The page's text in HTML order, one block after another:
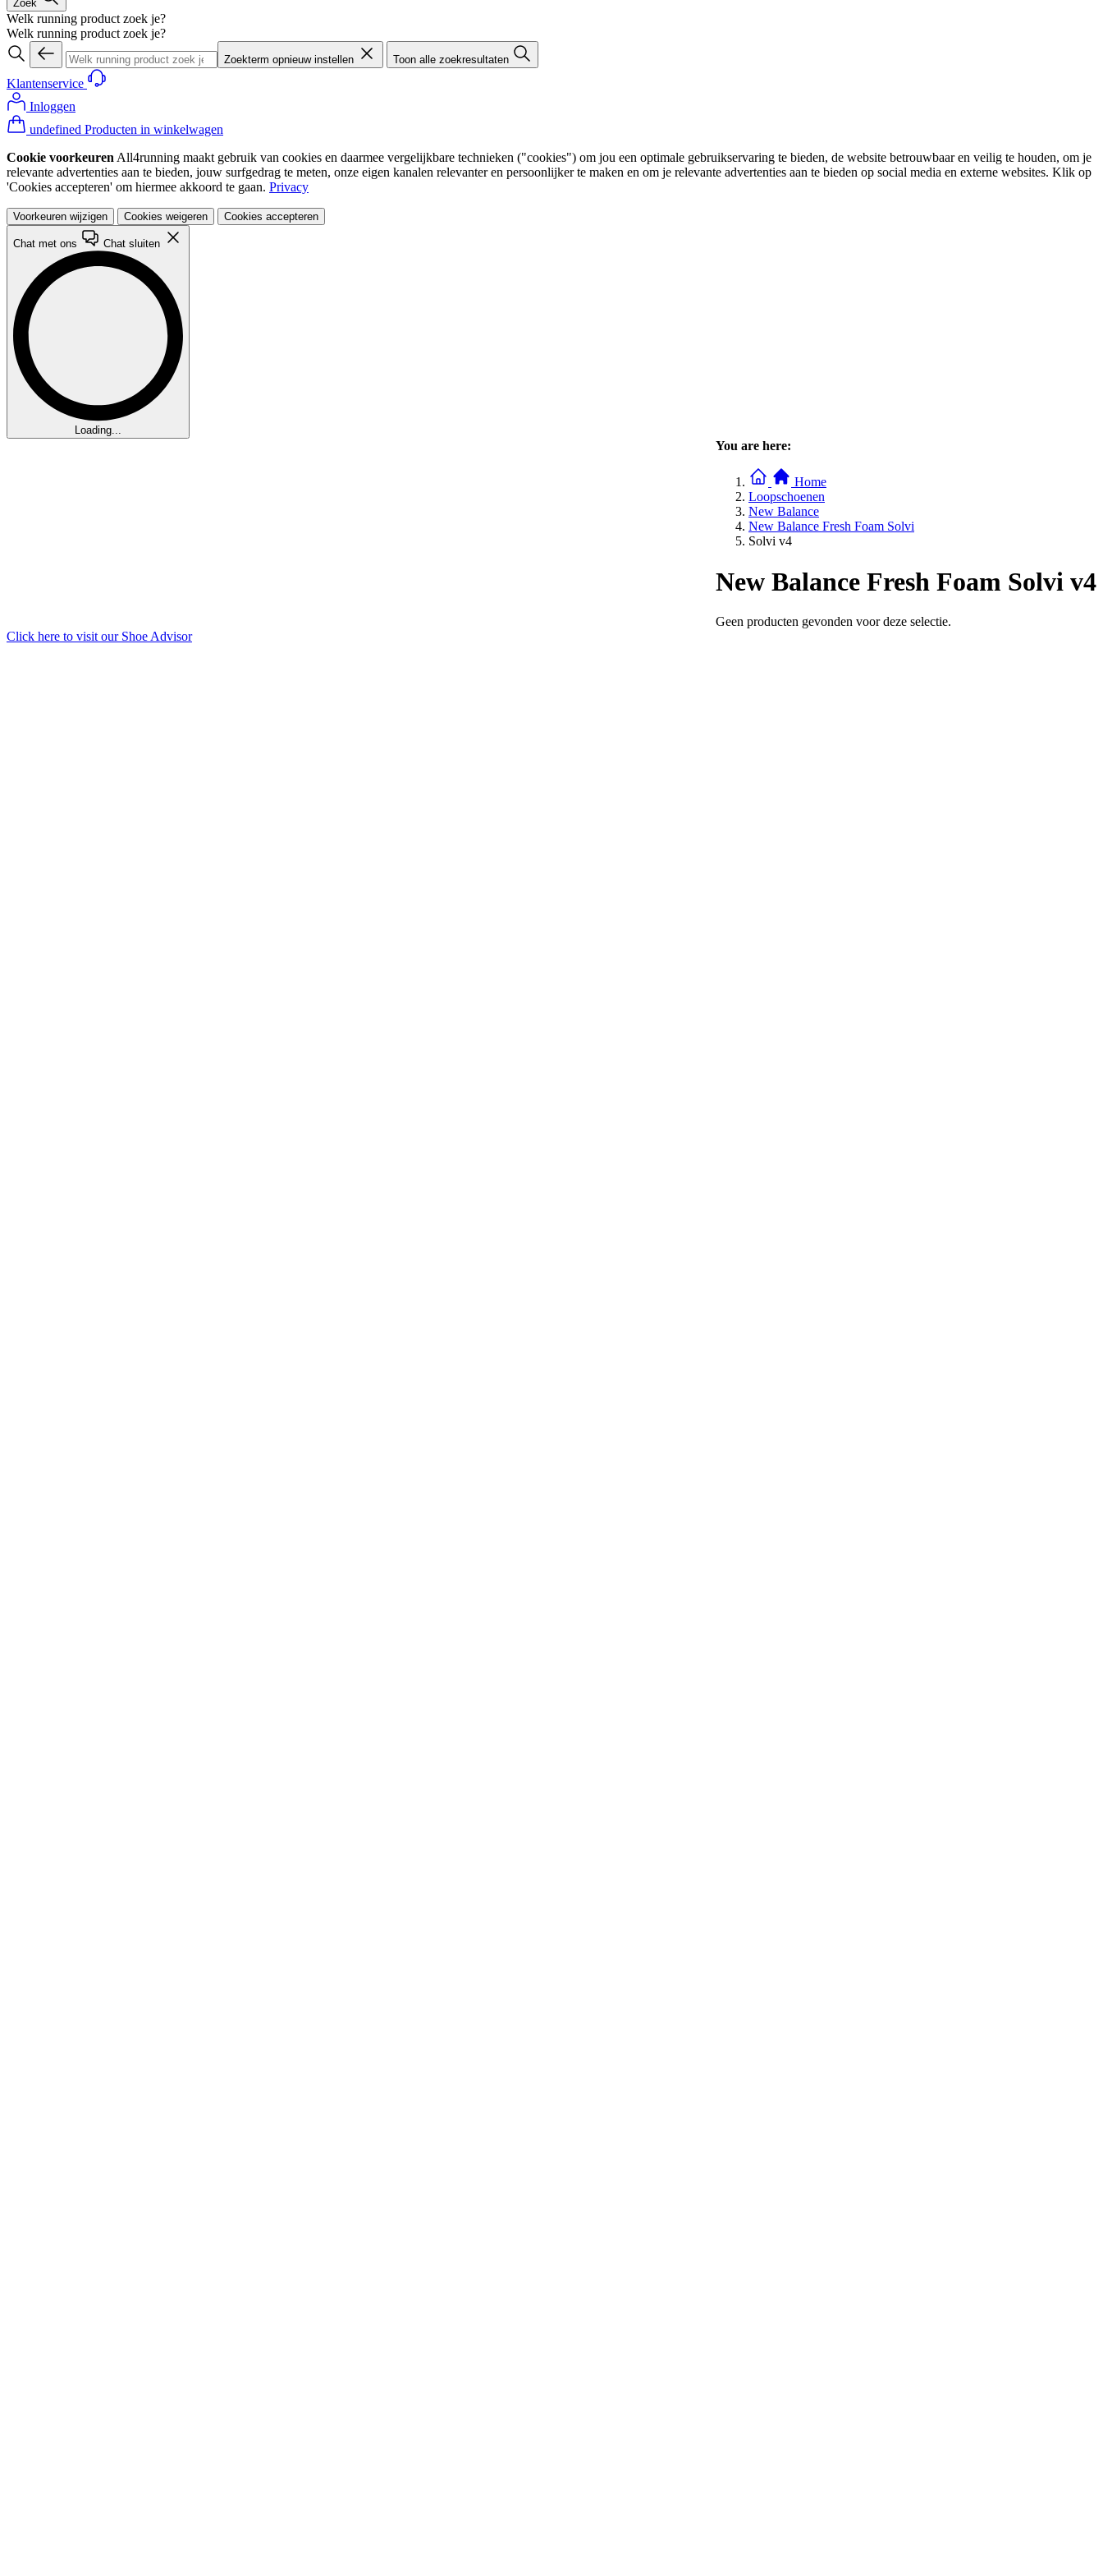
Zoek
Welk running product zoek je?
Welk running product zoek je?
Zoekterm opnieuw instellen Toon alle zoekresultaten
Klantenservice
Inloggen
undefined Producten in winkelwagen
Cookie voorkeuren All4running maakt gebruik van cookies en daarmee vergelijkbare technieken ("cookies") om jou een optimale gebruikservaring te bieden, de website betrouwbaar en veilig te houden, om je
relevante advertenties aan te bieden, jouw surfgedrag te meten, onze eigen kanalen relevanter en persoonlijker te maken en om je relevante advertenties aan te bieden op social media en externe websites. Klik op
'Cookies accepteren' om hiermee akkoord te gaan. Privacy
Voorkeuren wijzigen Cookies weigeren Cookies accepteren
Chat met ons Chat sluiten
Loading...
You are here:
Home
Loopschoenen
New Balance
New Balance Fresh Foam Solvi
Solvi v4
New Balance Fresh Foam Solvi v4
Geen producten gevonden voor deze selectie.
Click here to visit our Shoe Advisor